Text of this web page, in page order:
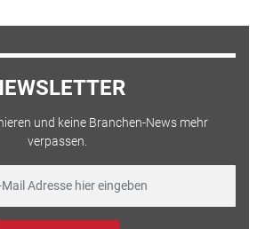
und keine Branchen-News mehr
verpassen.